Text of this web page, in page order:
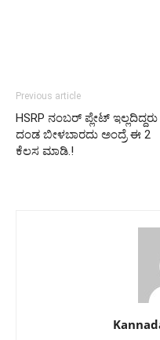
Previous article
HSRP ನಂಬರ್ ಪ್ಲೇಟ್ ಇಲ್ಲದಿದ್ದರು
ದಂಡ ಬೀಳಬಾರದು ಅಂದ್ರೆ ಈ 2
ಕೆಲಸ ಮಾಡಿ.!